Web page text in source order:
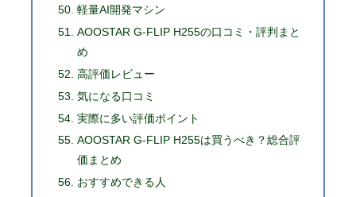
軽量AI開発マシン
AOOSTAR G-FLIP H255の口コミ・評判まと
め
高評価レビュー
気になる口コミ
実際に多い評価ポイント
AOOSTAR G-FLIP H255は買うべき？総合評
価まとめ
おすすめできる人